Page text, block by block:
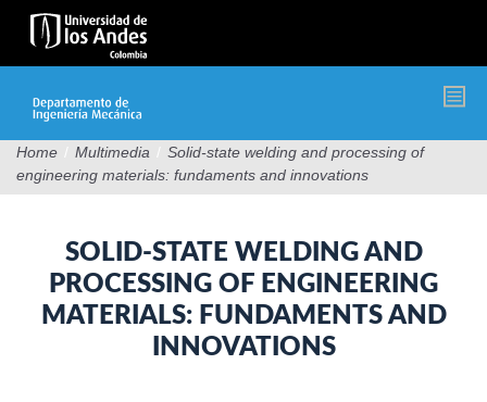
Pasar
contenido
Home / Multimedia / Solid-state welding and processing of
engineering materials: fundaments and innovations
SOLID-STATE WELDING AND
PROCESSING OF ENGINEERING
MATERIALS: FUNDAMENTS AND
INNOVATIONS